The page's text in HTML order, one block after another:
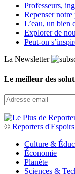
Professeurs,
Repenser
L’eau, un bien
Explorer de
Peut‑on
La Newsletter
Le meilleur des
© Reporters d'Espoirs
Culture &
Économie
Planète
Sciences &